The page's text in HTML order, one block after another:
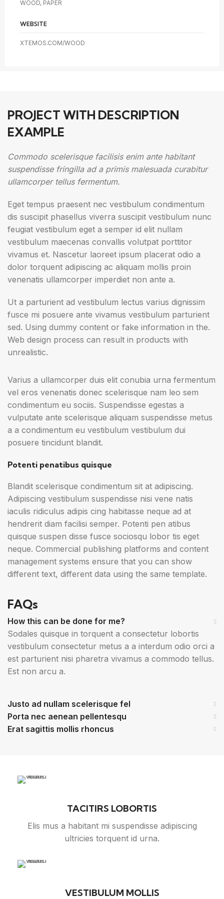
WOOD, PAPER
WEBSITE
XTEMOS.COM/WOOD
PROJECT WITH DESCRIPTION
EXAMPLE
Commodo scelerisque facilisis enim ante habitant
suspendisse fringilla ad a primis malesuada curabitur
ullamcorper tellus fermentum.
Eget tempus praesent nec vestibulum condimentum
dis suscipit phasellus viverra suscipit vestibulum nunc
feugiat vestibulum eget a semper id elit nullam
vestibulum maecenas convallis volutpat porttitor
vivamus et. Nascetur laoreet ipsum placerat odio a
dolor torquent adipiscing ac aliquam mollis proin
venenatis ullamcorper imperdiet non ante a.
Ut a parturient ad vestibulum lectus varius dignissim
fusce mi posuere ante vivamus vestibulum parturient
sed. Using dummy content or fake information in the.
Web design process can result in products with
unrealistic.
Varius a ullamcorper duis elit conubia urna fermentum
vel eros venenatis donec scelerisque nam leo sem
condimentum eu sociis. Suspendisse egestas a
vulputate ante scelerisque aliquam suspendisse metus
a a condimentum eu vestibulum vestibulum dui
posuere tincidunt blandit.
Potenti penatibus quisque
Blandit scelerisque condimentum sit at adipiscing.
Adipiscing vestibulum suspendisse nisi vene natis
iaculis ridiculus adipis cing habitasse neque ad at
hendrerit diam facilisi semper. Potenti pen atibus
quisque suspen disse fusce sociosqu lobor tis eget
neque. Commercial publishing platforms and content
management systems ensure that you can show
different text, different data using the same template.
FAQs
How this can be done for me?
Sodales quisque in torquent a consectetur lobortis
vestibulum consectetur metus a a interdum odio orci a
est parturient nisi pharetra vivamus a commodo tellus.
Est non arcu a.
Justo ad nullam scelerisque fel
Porta nec aenean pellentesqu
Erat sagittis mollis rhoncus
TACITIRS LOBORTIS
Elis mus a habitant mi suspendisse adipiscing
ultricies torquent id urna.
VESTIBULUM MOLLIS